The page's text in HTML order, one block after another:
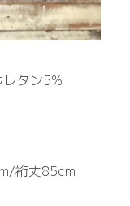
タン5%
裄丈85cm